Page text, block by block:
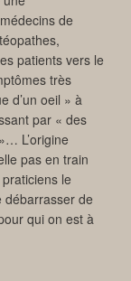
de
patients vers le
très
d’un oeil » à
par « des
L’origine
pas en train
le
débarrasser de
qui on est à